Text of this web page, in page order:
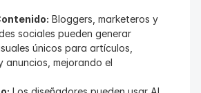
Bloggers, marketeros y
sociales pueden generar
únicos para artículos,
anuncios, mejorando el